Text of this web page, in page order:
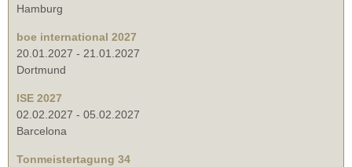
Hamburg
boe international 2027
20.01.2027 - 21.01.2027
Dortmund
ISE 2027
02.02.2027 - 05.02.2027
Barcelona
Tonmeistertagung 34